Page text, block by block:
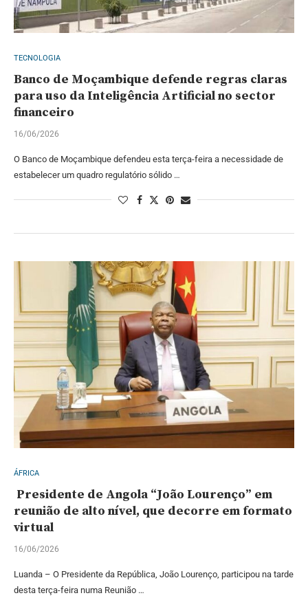
TECNOLOGIA
Banco de Moçambique defende regras claras
para uso da Inteligência Artificial no sector
financeiro
16/06/2026
O Banco de Moçambique defendeu esta terça-feira a necessidade de
estabelecer um quadro regulatório sólido …
ÁFRICA
Presidente de Angola “João Lourenço” em
reunião de alto nível, que decorre em formato
virtual
16/06/2026
Luanda – O Presidente da República, João Lourenço, participou na tarde
desta terça-feira numa Reunião …